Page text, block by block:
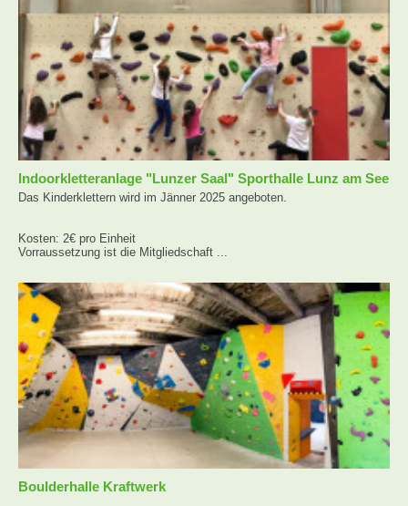
Indoorkletteranlage "Lunzer Saal" Sporthalle Lunz am See
Das Kinderklettern wird im Jänner 2025 angeboten.
Kosten: 2€ pro Einheit
Vorraussetzung ist die Mitgliedschaft ...
Boulderhalle Kraftwerk